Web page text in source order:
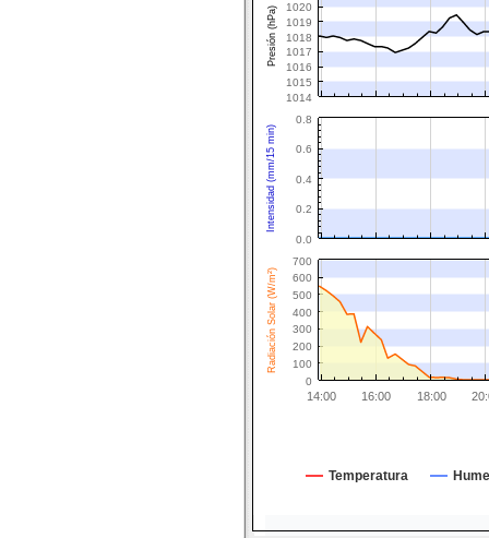
Presión (hPa)
Intensidad (mm/15 min)
Radiación Solar (W/m²)
Temperatura
14:00 16:00 18:00
1014
1015
1016
1017
1018
1019
1020
0.0
0.2
0.4
0.6
0.8
0
100
200
300
400
500
600
700